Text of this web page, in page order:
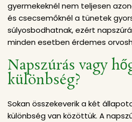
gyermekeknél nem teljesen
és csecsemőknél a tünetek
súlyosbodhatnak, ezért
minden esetben érdemes
Napszúrás vagy
különbség?
Sokan összekeverik a két
különbség van közöttük. A